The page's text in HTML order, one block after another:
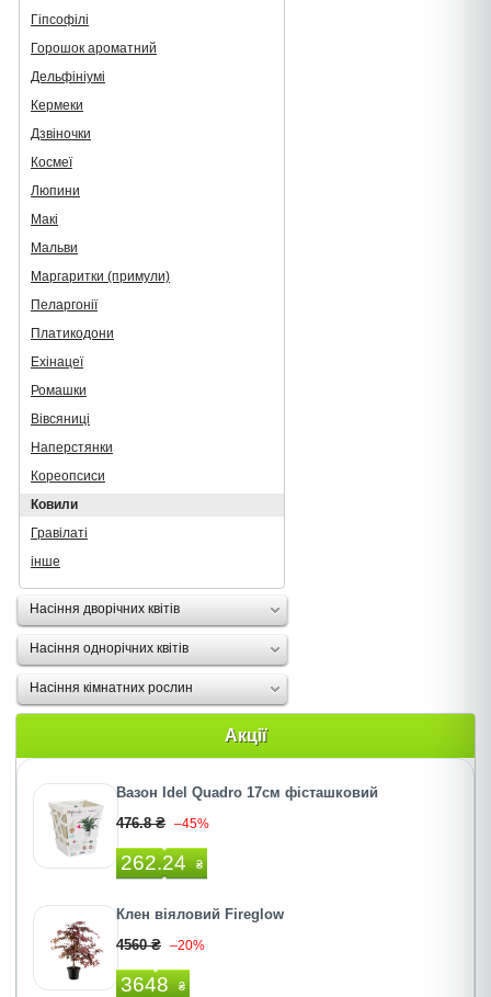
Гіпсофілі
Горошок ароматний
Дельфініумі
Кермеки
Дзвіночки
Космеї
Люпини
Макі
Мальви
Маргаритки (примули)
Пеларгонії
Платикодони
Ехінацеї
Ромашки
Вівсяниці
Наперстянки
Кореопсиси
Ковили
Гравілаті
інше
Насіння дворічних квітів
Насіння однорічних квітів
Насіння кімнатних рослин
Акції
Вазон Idel Quadro 17см фісташковий
476.8 ₴ –45%
262.24 ₴
Клен віяловий Fireglow
4560 ₴ –20%
3648 ₴